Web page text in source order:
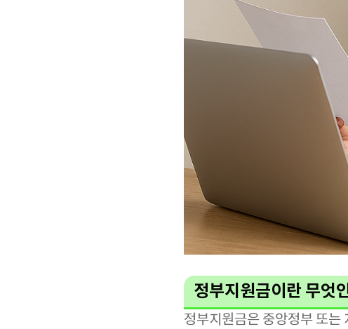
정부지원금이란 무엇
정부지원금은 중앙정부 또는